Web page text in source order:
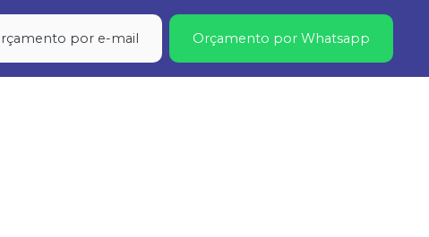
por e-mail Orçamento por Whatsapp